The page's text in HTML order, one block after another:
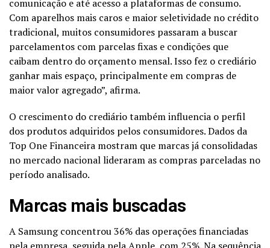
comunicação e até acesso a plataformas de consumo.
Com aparelhos mais caros e maior seletividade no crédito
tradicional, muitos consumidores passaram a buscar
parcelamentos com parcelas fixas e condições que
caibam dentro do orçamento mensal. Isso fez o crediário
ganhar mais espaço, principalmente em compras de
maior valor agregado”, afirma.
O crescimento do crediário também influencia o perfil
dos produtos adquiridos pelos consumidores. Dados da
Top One Financeira mostram que marcas já consolidadas
no mercado nacional lideraram as compras parceladas no
período analisado.
Marcas mais buscadas
A Samsung concentrou 36% das operações financiadas